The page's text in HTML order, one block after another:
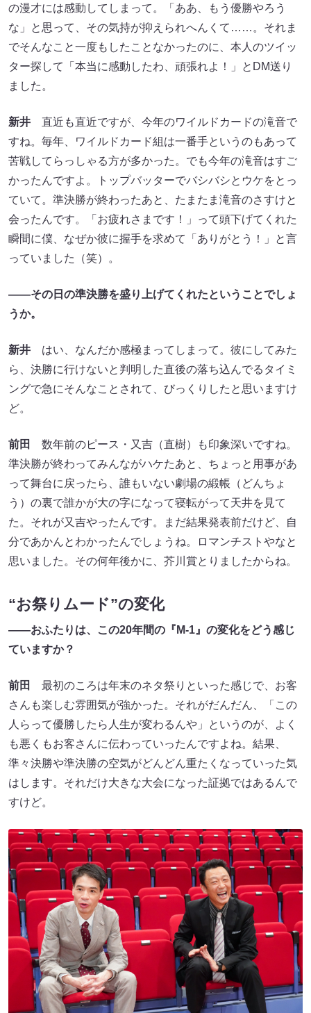
の漫才には感動してしまって。「ああ、もう優勝やろう
な」と思って、その気持が抑えられへんくて……。それま
でそんなこと一度もしたことなかったのに、本人のツイッ
ター探して「本当に感動したわ、頑張れよ！」とDM送り
ました。
新井 直近も直近ですが、今年のワイルドカードの滝音で
すね。毎年、ワイルドカード組は一番手というのもあって
苦戦してらっしゃる方が多かった。でも今年の滝音はすご
かったんですよ。トップバッターでバシバシとウケをとっ
ていて。準決勝が終わったあと、たまたま滝音のさすけと
会ったんです。「お疲れさまです！」って頭下げてくれた
瞬間に僕、なぜか彼に握手を求めて「ありがとう！」と言
っていました（笑）。
――その日の準決勝を盛り上げてくれたということでしょ
うか。
新井 はい、なんだか感極まってしまって。彼にしてみた
ら、決勝に行けないと判明した直後の落ち込んでるタイミ
ングで急にそんなことされて、びっくりしたと思いますけ
ど。
前田
数年前のピース・又吉（直樹）も印象深いですね。
準決勝が終わってみんながハケたあと、ちょっと用事があ
って舞台に戻ったら、誰もいない劇場の緞帳（どんちょ
う）の裏で誰かが大の字になって寝転がって天井を見て
た。それが又吉やったんです。まだ結果発表前だけど、自
分であかんとわかったんでしょうね。ロマンチストやなと
思いました。その何年後かに、芥川賞とりましたからね。
“お祭りムード”の変化
――おふたりは、この20年間の『M-1』の変化をどう感じ
ていますか？
前田
最初のころは年末のネタ祭りといった感じで、お客
さんも楽しむ雰囲気が強かった。それがだんだん、「この
人らって優勝したら人生が変わるんや」というのが、よく
も悪くもお客さんに伝わっていったんですよね。結果、
準々決勝や準決勝の空気がどんどん重たくなっていった気
はします。それだけ大きな大会になった証拠ではあるんで
すけど。